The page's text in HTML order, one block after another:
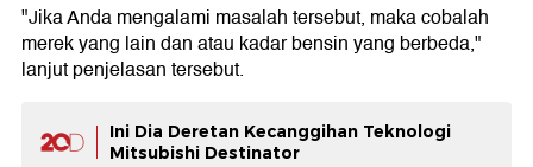
"Jika Anda mengalami masalah tersebut, maka cobalah
merek yang lain dan atau kadar bensin yang berbeda,"
lanjut penjelasan tersebut.
Ini Dia Deretan Kecanggihan Teknologi
Mitsubishi Destinator